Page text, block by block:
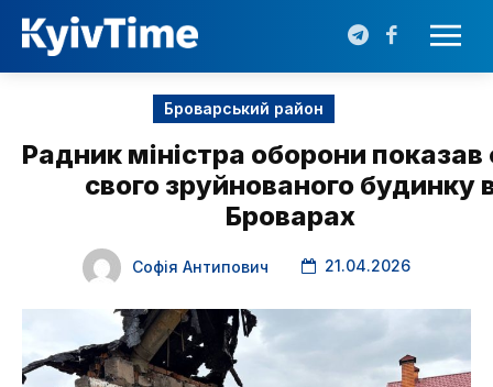
Броварський район
Радник міністра оборони
свого зруйнованого будинку
Броварах
Софія Антипович 21.04.2026